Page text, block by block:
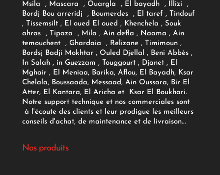
Msila , Mascara , Ouargla , El bayadh , Illizi ,
Bordj Bou arreridj , Boumerdes , El taref , Tindouf
, Tissemsilt , El oued El oued , Khenchela , Souk
ahras , Tipaza , Mila , Ain defla , Naama , Ain
temouchent , Ghardaia , Relizane , Timimoun ,
Bordsj Badji Mokhtar , Ouled Djellal , Beni Abbès ,
In Salah , in Guezzam , Touggourt , Djanet , El
Mghair , El Meniaa, Barika, Aflou, El Bayadh, Ksar
Chelala, Boussaada, Messaad, Ain Oussara, Bir El
Atter, El Kantara, El Aricha et Ksar El Boukhari.
Notre support technique et nos commerciales sont
à l'écoute des clients et leur prodigue les meilleurs
conseils d'achat, de maintenance et de livraison...
Nos produits